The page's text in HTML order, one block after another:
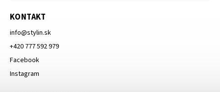
KONTAKT
info@stylin.sk
+420 777 592 979
Facebook
Instagram